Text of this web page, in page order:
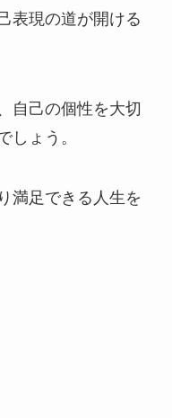
表現の道が開ける
自己の個性を大切
しょう。
満足できる人生を